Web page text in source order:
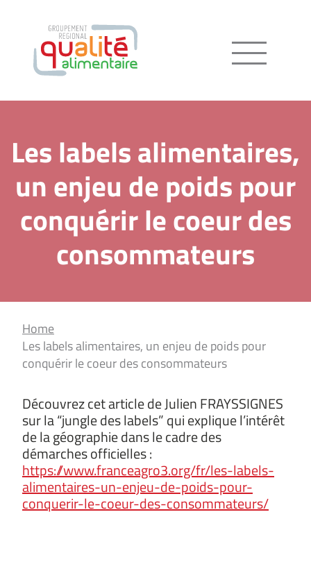
Menu
Les labels alimentaires,
un enjeu de poids pour
conquérir le coeur des
consommateurs
Home
Les labels alimentaires, un enjeu de poids pour
conquérir le coeur des consommateurs
Découvrez cet article de Julien FRAYSSIGNES
sur la “jungle des labels” qui explique l’intérêt
de la géographie dans le cadre des
démarches officielles :
https://www.franceagro3.org/fr/les-labels-
alimentaires-un-enjeu-de-poids-pour-
conquerir-le-coeur-des-consommateurs/